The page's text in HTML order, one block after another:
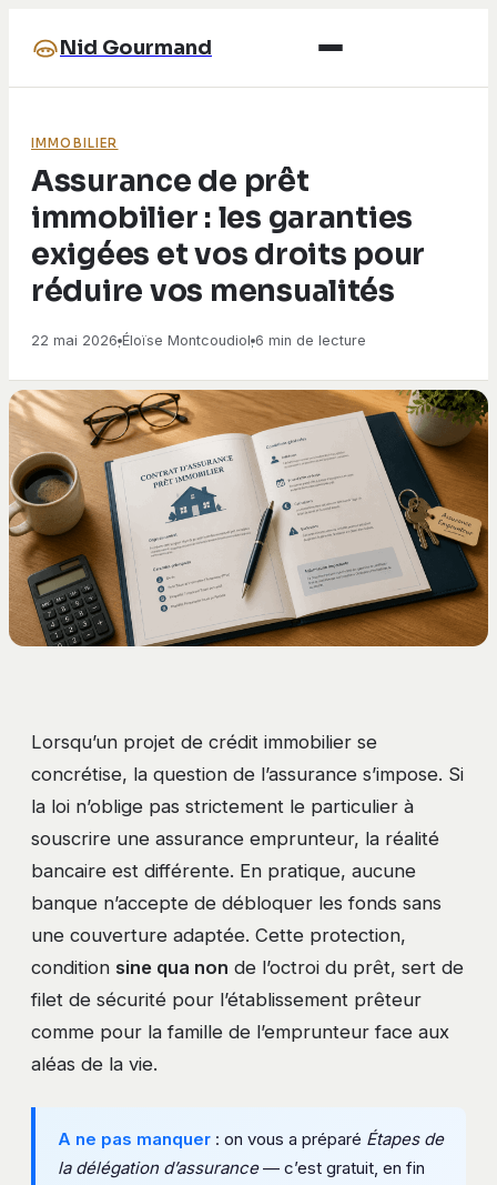
Nid Gourmand
IMMOBILIER
Assurance de prêt
immobilier : les garanties
exigées et vos droits pour
réduire vos mensualités
22 mai 2026·Éloïse Montcoudiol·6 min de lecture
Lorsqu’un projet de crédit immobilier se
concrétise, la question de l’assurance s’impose. Si
la loi n’oblige pas strictement le particulier à
souscrire une assurance emprunteur, la réalité
bancaire est différente. En pratique, aucune
banque n’accepte de débloquer les fonds sans
une couverture adaptée. Cette protection,
condition sine qua non de l’octroi du prêt, sert de
filet de sécurité pour l’établissement prêteur
comme pour la famille de l’emprunteur face aux
aléas de la vie.
A ne pas manquer : on vous a préparé Étapes de
la délégation d’assurance— c’est gratuit, en fin